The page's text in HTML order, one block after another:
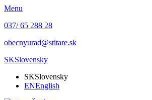
Menu
037/ 65 288 28
obecnyurad@stitare.sk
SKSlovensky
SKSlovensky
ENEnglish